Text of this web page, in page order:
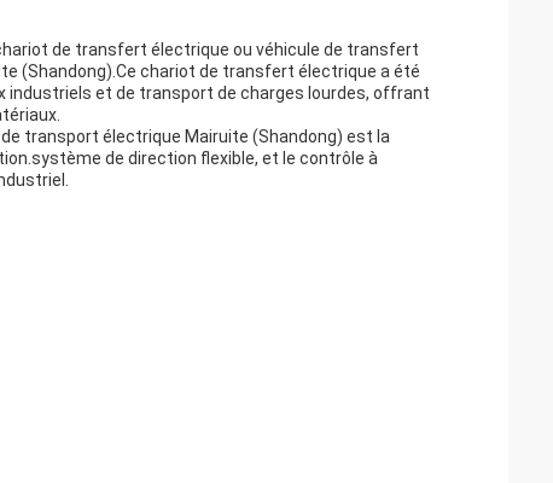
de transfert électrique ou véhicule de transfert
(Shandong).Ce chariot de transfert électrique a été
et de transport de charges lourdes, offrant
transport électrique Mairuite (Shandong) est la
de direction flexible, et le contrôle à